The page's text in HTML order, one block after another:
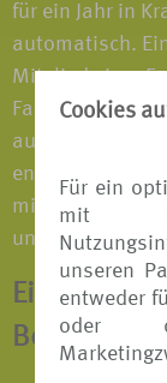
Cookies
Für ein
mit
unseren
entweder
oder
für ein Jahr in
automatisch.
Mitglied einer
auf jeder Reise,
entfernt ist,
mit der Familie
und
Eine
Beispiel*: